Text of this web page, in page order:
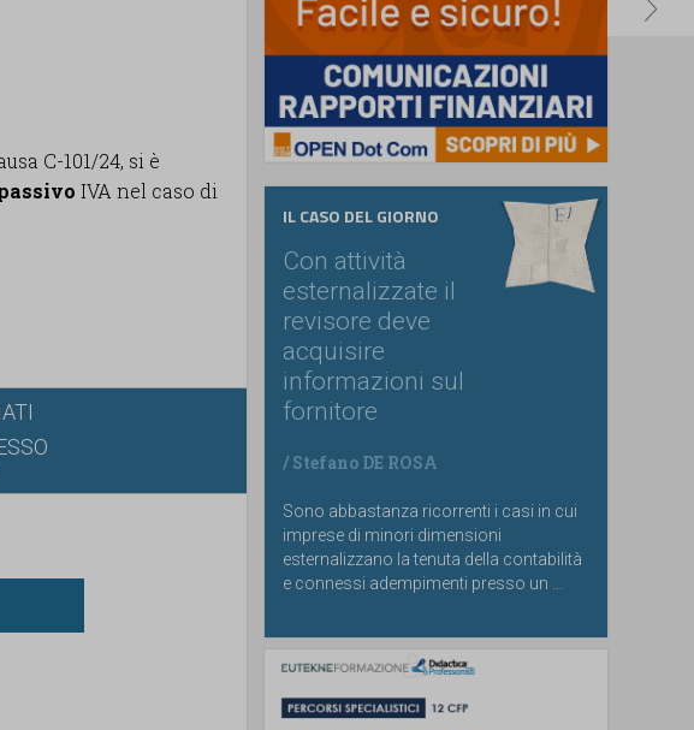
C-101/24, si è
IVA nel caso di
IL CASO DEL GIORNO
Con attività
esternalizzate il
revisore deve
acquisire
informazioni sul
fornitore
/Stefano DE ROSA
Sono abbastanza ricorrenti i casi in cui
imprese di minori dimensioni
esternalizzano la tenuta della contabilità
e connessi adempimenti presso un ...